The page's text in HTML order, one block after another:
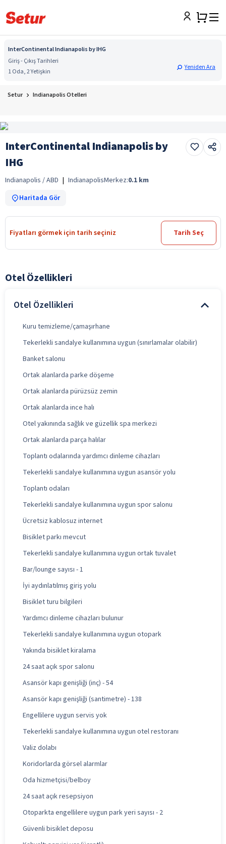
InterContinental Indianapolis by IHG
Giriş - Çıkış Tarihleri
1 Oda, 2 Yetişkin
Yeniden Ara
Setur Indianapolis Otelleri
InterContinental Indianapolis by
IHG
Indianapolis / ABD | IndianapolisMerkez:0.1 km
Haritada Gör
Fiyatları görmek için tarih seçiniz Tarih Seç
Otel Özellikleri
Otel Özellikleri
Kuru temizleme/çamaşırhane
Tekerlekli sandalye kullanımına uygun (sınırlamalar olabilir)
Banket salonu
Ortak alanlarda parke döşeme
Ortak alanlarda pürüzsüz zemin
Ortak alanlarda ince halı
Otel yakınında sağlık ve güzellik spa merkezi
Ortak alanlarda parça halılar
Toplantı odalarında yardımcı dinleme cihazları
Tekerlekli sandalye kullanımına uygun asansör yolu
Toplantı odaları
Tekerlekli sandalye kullanımına uygun spor salonu
Ücretsiz kablosuz internet
Bisiklet parkı mevcut
Tekerlekli sandalye kullanımına uygun ortak tuvalet
Bar/lounge sayısı - 1
İyi aydınlatılmış giriş yolu
Bisiklet turu bilgileri
Yardımcı dinleme cihazları bulunur
Tekerlekli sandalye kullanımına uygun otopark
Yakında bisiklet kiralama
24 saat açık spor salonu
Asansör kapı genişliği (inç) - 54
Asansör kapı genişliği (santimetre) - 138
Engellilere uygun servis yok
Tekerlekli sandalye kullanımına uygun otel restoranı
Valiz dolabı
Koridorlarda görsel alarmlar
Oda hizmetçisi/belboy
24 saat açık resepsiyon
Otoparkta engellilere uygun park yeri sayısı - 2
Güvenli bisiklet deposu